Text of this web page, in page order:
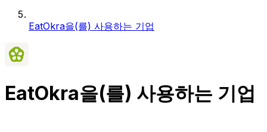
EatOkra을(를) 사용하는 기업
EatOkra을(를) 사용하는 기업